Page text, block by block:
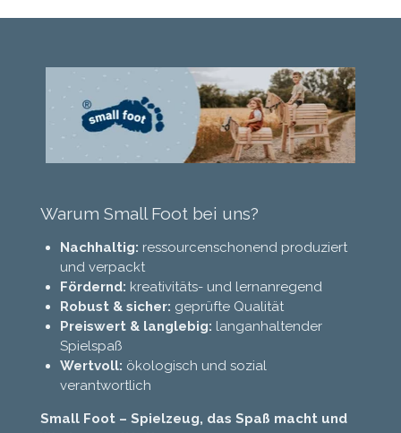
Warum Small Foot bei uns?
Nachhaltig: ressourcenschonend produziert
und verpackt
Fördernd: kreativitäts- und lernanregend
Robust & sicher: geprüfte Qualität
Preiswert & langlebig: langanhaltender
Spielspaß
Wertvoll: ökologisch und sozial
verantwortlich
Small Foot – Spielzeug, das Spaß macht und